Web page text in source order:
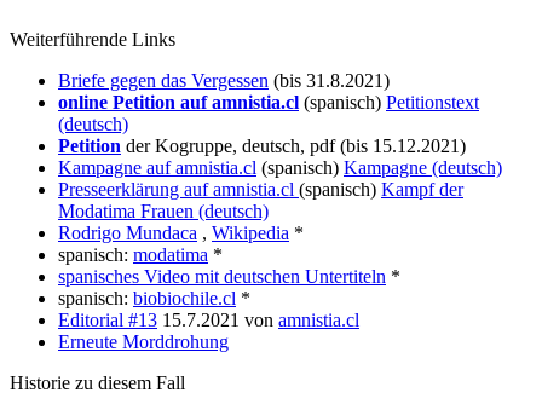
Weiterführende Links
Briefe gegen das Vergessen (bis 31.8.2021)
online Petition auf amnistia.cl (spanisch) Petitionstext
(deutsch)
Petition der Kogruppe, deutsch, pdf (bis 15.12.2021)
Kampagne auf amnistia.cl (spanisch) Kampagne (deutsch)
Presseerklärung auf amnistia.cl (spanisch) Kampf der
Modatima Frauen (deutsch)
Rodrigo Mundaca , Wikipedia *
spanisch: modatima *
spanisches Video mit deutschen Untertiteln *
spanisch: biobiochile.cl *
Editorial #13 15.7.2021 von amnistia.cl
Erneute Morddrohung
Historie zu diesem Fall